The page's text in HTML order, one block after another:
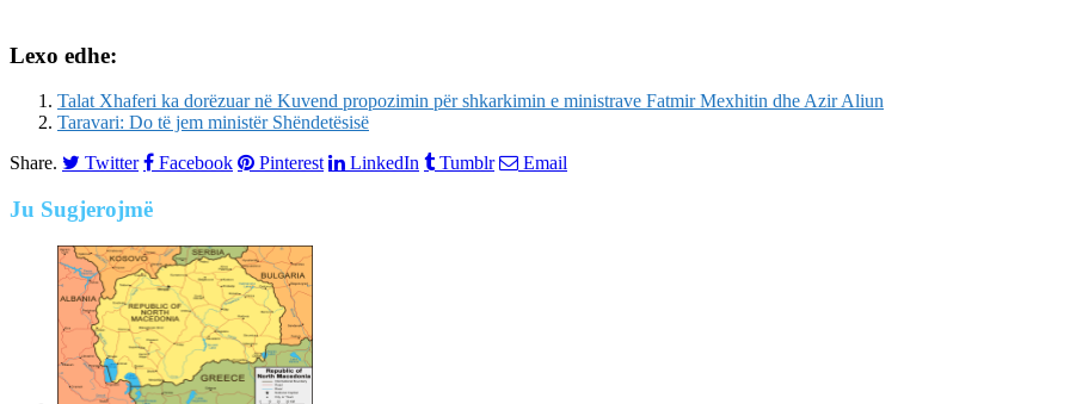
Lexo edhe:
Talat Xhaferi ka dorëzuar në Kuvend propozimin për shkarkimin e ministrave Fatmir Mexhitin dhe Azir Aliun
Taravari: Do të jem ministër Shëndetësisë
Share.
Twitter Facebook Pinterest LinkedIn Tumblr Email
Ju Sugjerojmë